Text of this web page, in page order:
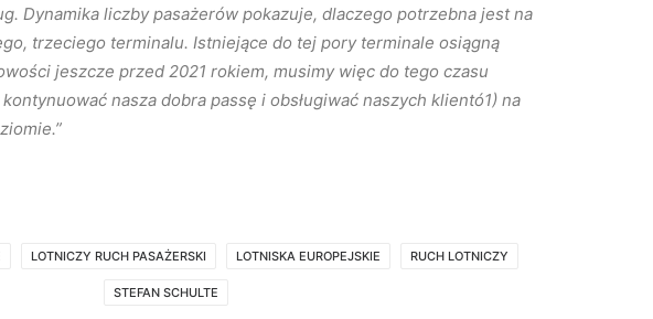
Dynamika liczby pasażerów pokazuje, dlaczego potrzebna jest na
trzeciego terminalu. Istniejące do tej pory terminale osiągną
jeszcze przed 2021 rokiem, musimy więc do tego czasu
nasza dobra passę i obsługiwać naszych klientó1) na
LOTNICZY RUCH PASAŻERSKI LOTNISKA EUROPEJSKIE RUCH LOTNICZY
STEFAN SCHULTE